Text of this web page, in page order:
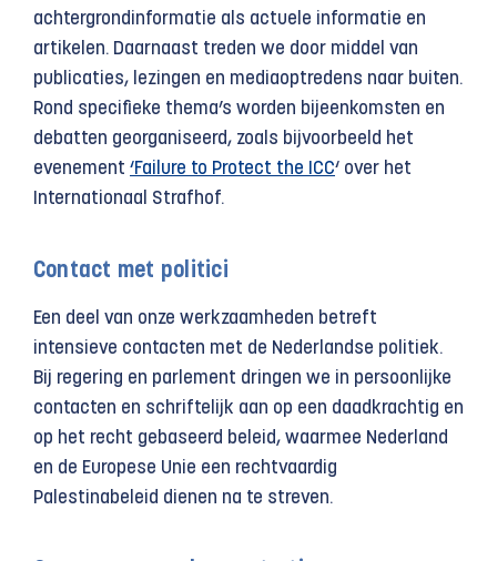
achtergrondinformatie als actuele informatie en
artikelen. Daarnaast treden we door middel van
publicaties, lezingen en mediaoptredens naar buiten.
Rond specifieke thema’s worden bijeenkomsten en
debatten georganiseerd, zoals bijvoorbeeld het
evenement ‘Failure to Protect the ICC‘ over het
Internationaal Strafhof.
Contact met politici
Een deel van onze werkzaamheden betreft
intensieve contacten met de Nederlandse politiek.
Bij regering en parlement dringen we in persoonlijke
contacten en schriftelijk aan op een daadkrachtig en
op het recht gebaseerd beleid, waarmee Nederland
en de Europese Unie een rechtvaardig
Palestinabeleid dienen na te streven.